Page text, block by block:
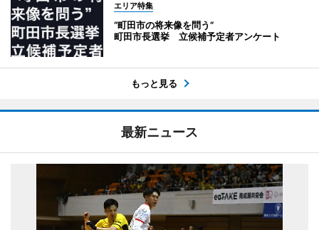
エリア特集
“町田市の将来像を問う”
町田市長選挙 立候補予定者アンケート
もっと見る
最新ニュース